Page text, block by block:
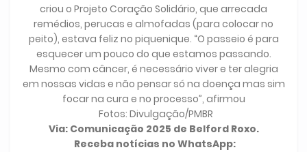
criou o Projeto Coração Solidário, que arrecada
remédios, perucas e almofadas (para colocar no
peito), estava feliz no piquenique. “O passeio é para
esquecer um pouco do que estamos passando.
Mesmo com câncer, é necessário viver e ter alegria
em nossas vidas e não pensar só na doença mas sim
focar na cura e no processo”, afirmou
Fotos: Divulgação/PMBR
Via: Comunicação 2025 de Belford Roxo.
Receba notícias no WhatsApp: